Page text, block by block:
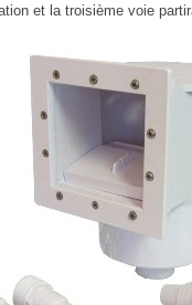
et la troisième voie